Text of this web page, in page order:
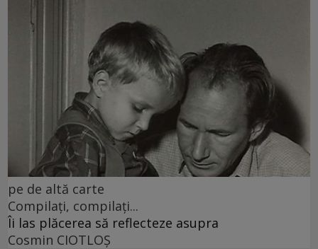
pe de altă carte
Compilați, compilați...
Îi las plăcerea să reflecteze asupra
Cosmin CIOTLOŞ